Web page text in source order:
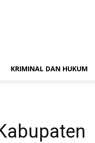
KRIMINAL DAN HUKUM